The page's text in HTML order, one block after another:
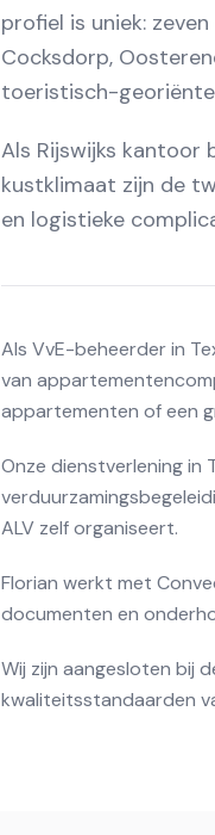
profiel is uniek:
Cocksdorp,
toeristisch-
Als Rijswijks kantoor
kustklimaat zijn de
en logistieke
Als VvE-beheerder in
van
appartementen of een
Onze dienstverlening in
ALV zelf organiseert.
Florian werkt met
documenten en
Wij zijn aangesloten bij
kwaliteitsstandaarden